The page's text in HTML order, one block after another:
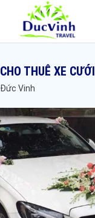
CHO THUÊ XE CƯỚI
Vinh